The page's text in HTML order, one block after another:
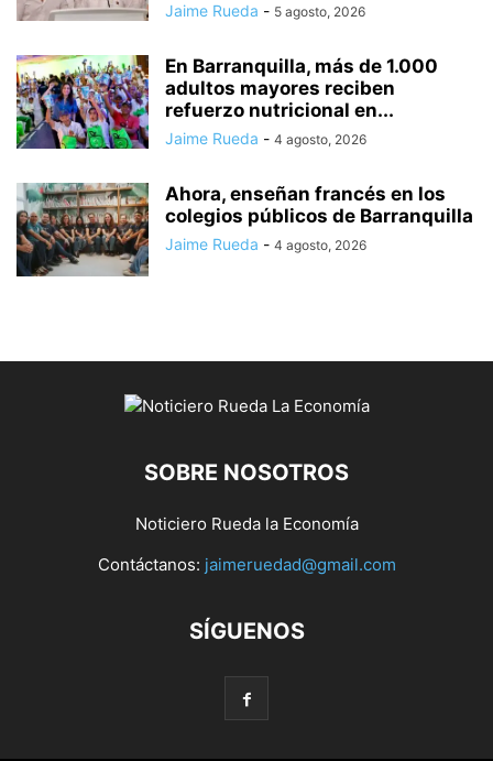
Jaime Rueda - 5 agosto, 2026
En Barranquilla, más de 1.000
adultos mayores reciben
refuerzo nutricional en...
Jaime Rueda - 4 agosto, 2026
Ahora, enseñan francés en los
colegios públicos de Barranquilla
Jaime Rueda - 4 agosto, 2026
SOBRE NOSOTROS
Noticiero Rueda la Economía
Contáctanos: jaimeruedad@gmail.com
SÍGUENOS